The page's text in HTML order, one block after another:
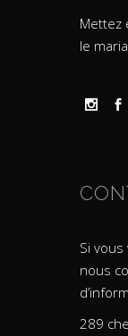
Mettez
le
Si
nous
289